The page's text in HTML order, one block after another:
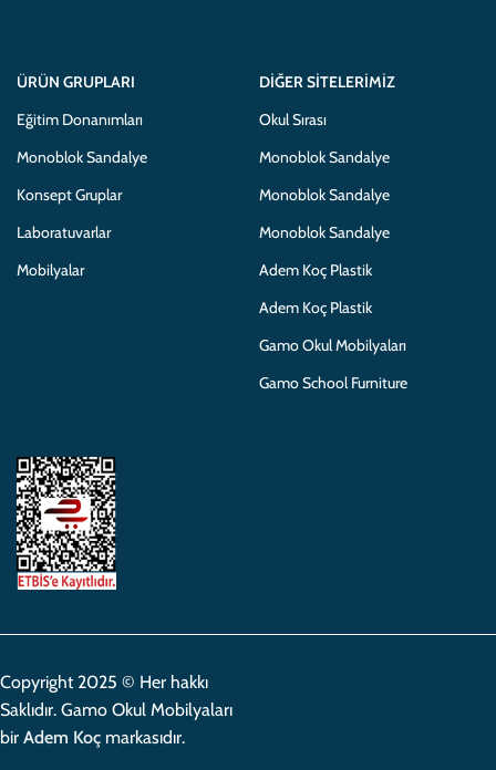
ÜRÜN GRUPLARI
Eğitim Donanımları
Monoblok Sandalye
Konsept Gruplar
Laboratuvarlar
Mobilyalar
DIĞER SITELERIMIZ
Okul Sırası
Monoblok Sandalye
Monoblok Sandalye
Monoblok Sandalye
Adem Koç Plastik
Adem Koç Plastik
Gamo Okul Mobilyaları
Gamo School Furniture
Copyright 2025 © Her hakkı
Saklıdır. Gamo Okul Mobilyaları
bir Adem Koç markasıdır.